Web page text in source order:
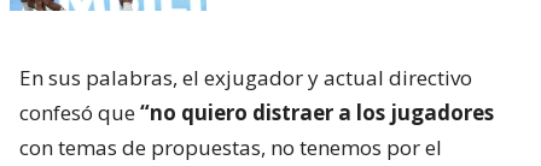
En sus palabras, el exjugador y actual directivo
confesó que“no quiero distraer a los jugadores
con temas de propuestas, no tenemos por el